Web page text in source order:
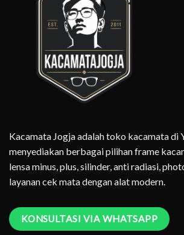
Kacamata Jogja adalah toko kacamata di
menyediakan berbagai pilihan frame
lensa minus, plus, silinder, anti radiasi,
layanan cek mata dengan alat modern.
KONSULTASI VIA WHATSAPP